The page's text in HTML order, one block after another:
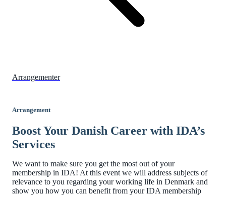
Arrangementer
Arrangement
Boost Your Danish Career with IDA’s
Services
We want to make sure you get the most out of your
membership in IDA! At this event we will address subjects of
relevance to you regarding your working life in Denmark and
show you how you can benefit from your IDA membership